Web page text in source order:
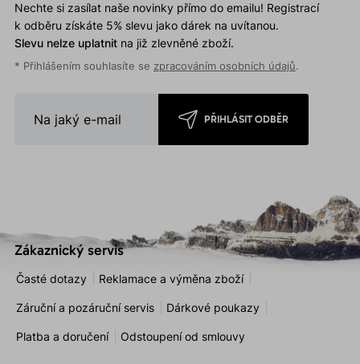
Nechte si zasílat naše novinky přímo do emailu! Registrací
k odběru získáte 5% slevu jako dárek na uvítanou.
Slevu nelze uplatnitna již zlevněné zboží.
* Přihlášením souhlasíte se zpracováním osobních údajů.
PŘIHLÁSIT ODBĚR
Zákaznický servis
Časté dotazy Reklamace a výměna zboží
Záruční a pozáruční servis Dárkové poukazy
Platba a doručení Odstoupení od smlouvy